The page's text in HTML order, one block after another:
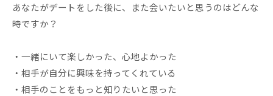
あなたがデートをした後に、また会いたいと思うのはどんな
時ですか？
・一緒にいて楽しかった、心地よかった
・相手が自分に興味を持ってくれている
・相手のことをもっと知りたいと思った